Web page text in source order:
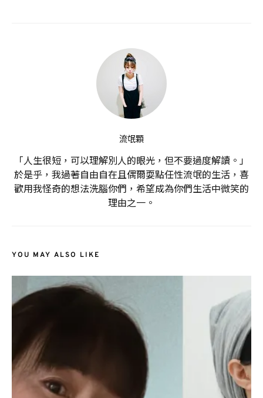
流氓顆
「人生很短，可以理解別人的眼光，但不要過度解讀。」
於是乎，我過著自由自在且偶爾耍點任性流氓的生活，喜
歡用我怪奇的想法洗腦你們，希望成為你們生活中微笑的
理由之一。
YOU MAY ALSO LIKE